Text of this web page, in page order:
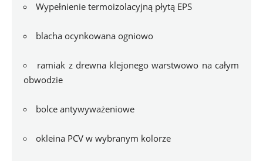
Wypełnienie termoizolacyjną płytą EPS
blacha ocynkowana ogniowo
ramiak z drewna klejonego warstwowo na całym
obwodzie
bolce antywyważeniowe
okleina PCV w wybranym kolorze